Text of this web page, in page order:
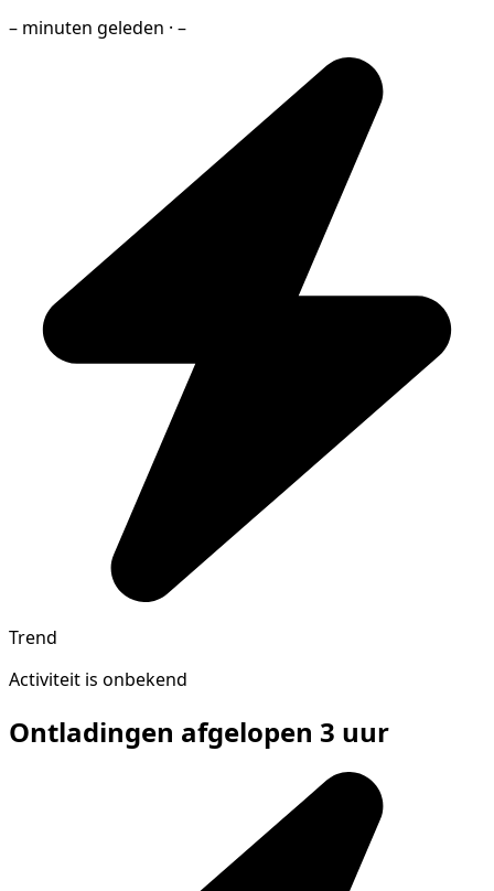
– minuten geleden · –
Trend
Activiteit is onbekend
Ontladingen afgelopen 3 uur